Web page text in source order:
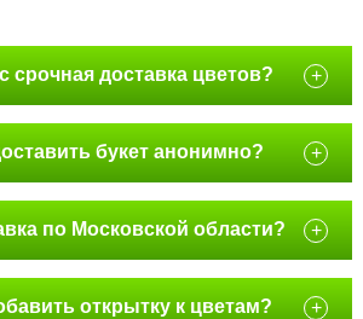
срочная доставка цветов? +
букет анонимно? +
по Московской области? +
открытку к цветам? +